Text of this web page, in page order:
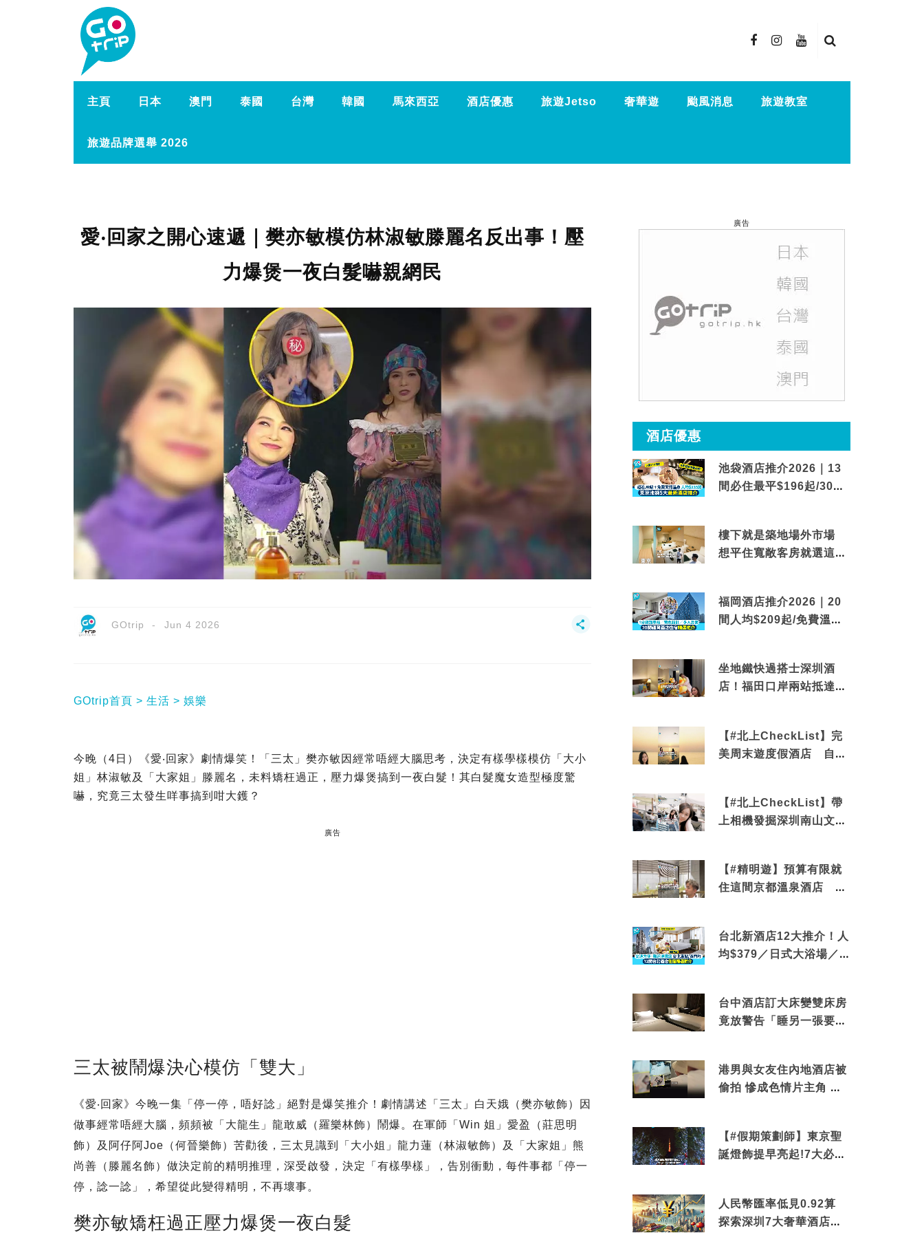
主頁 日本 澳門 泰國 台灣 韓國 馬來西亞 酒店優惠 旅遊Jetso 奢華遊 颱風消息 旅遊教室
旅遊品牌選舉 2026
愛‧回家之開心速遞｜樊亦敏模仿林淑敏滕麗名反出事！壓
力爆煲一夜白髮嚇親網民
GOtrip Jun 4 2026
GOtrip首頁 生活 娛樂
今晚（4日）《愛‧回家》劇情爆笑！「三太」樊亦敏因經常唔經大腦思考，決定有樣學樣模仿「大小
姐」林淑敏及「大家姐」滕麗名，未料矯枉過正，壓力爆煲搞到一夜白髮！其白髮魔女造型極度驚
嚇，究竟三太發生咩事搞到咁大鑊？
廣告
三太被鬧爆決心模仿「雙大」
《愛‧回家》今晚一集「停一停，唔好諗」絕對是爆笑推介！劇情講述「三太」白天娥（樊亦敏飾）因
做事經常唔經大腦，頻頻被「大龍生」龍敢威（羅樂林飾）鬧爆。在軍師「Win 姐」愛盈（莊思明
飾）及阿仔阿Joe（何晉樂飾）苦勸後，三太見識到「大小姐」龍力蓮（林淑敏飾）及「大家姐」熊
尚善（滕麗名飾）做決定前的精明推理，深受啟發，決定「有樣學樣」，告別衝動，每件事都「停一
停，諗一諗」，希望從此變得精明，不再壞事。
樊亦敏矯枉過正壓力爆煲一夜白髮
廣告
酒店優惠
池袋酒店推介2026｜13
間必住最平$196起/30秒
樓下就是築地場外市場
想平住寬敞客房就選這間
福岡酒店推介2026｜20
間人均$209起/免費溫泉/
坐地鐵快過搭士深圳酒
店！福田口岸兩站抵達
【#北上CheckList】完
美周末遊度假酒店 自帶
【#北上CheckList】帶
上相機發掘深圳南山文藝
【#精明遊】預算有限就
住這間京都溫泉酒店 車
台北新酒店12大推介！人
均$379／日式大浴場／1
台中酒店訂大床變雙床房
竟放警告「睡另一張要加
港男與女友住內地酒店被
偷拍 慘成色情片主角 鏡
【#假期策劃師】東京聖
誕燈飾提早亮起!7大必去
人民幣匯率低見0.92算
探索深圳7大奢華酒店體